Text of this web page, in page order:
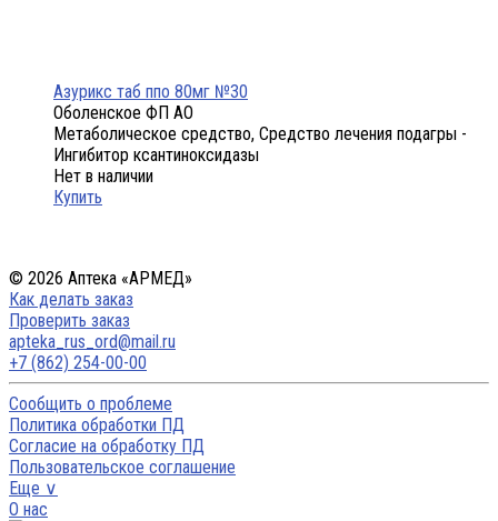
Азурикс таб ппо 80мг №30
Оболенское ФП АО
Метаболическое средство, Средство лечения подагры -
Ингибитор ксантиноксидазы
Нет в наличии
Купить
© 2026 Аптека «АРМЕД»
Как делать заказ
Проверить заказ
apteka_rus_ord@mail.ru
+7 (862) 254-00-00
Сообщить о проблеме
Политика обработки ПД
Согласие на обработку ПД
Пользовательское соглашение
Еще ∨
О нас